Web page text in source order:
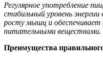
Регулярное употребление
стабильный уровень
росту мышц и обеспечивает
питательными веществами.
Преимущества